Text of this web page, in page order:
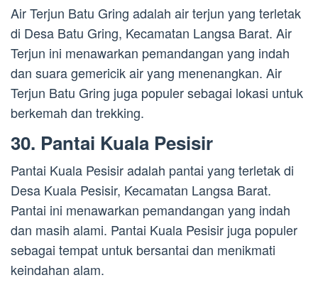
Air Terjun Batu Gring adalah air terjun yang terletak
di Desa Batu Gring, Kecamatan Langsa Barat. Air
Terjun ini menawarkan pemandangan yang indah
dan suara gemericik air yang menenangkan. Air
Terjun Batu Gring juga populer sebagai lokasi untuk
berkemah dan trekking.
30. Pantai Kuala Pesisir
Pantai Kuala Pesisir adalah pantai yang terletak di
Desa Kuala Pesisir, Kecamatan Langsa Barat.
Pantai ini menawarkan pemandangan yang indah
dan masih alami. Pantai Kuala Pesisir juga populer
sebagai tempat untuk bersantai dan menikmati
keindahan alam.